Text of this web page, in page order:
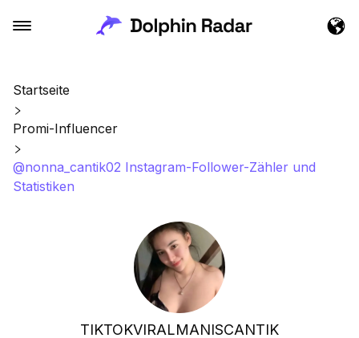
Startseite
Promi-Influencer
@nonna_cantik02 Instagram-Follower-Zähler und
Statistiken
TIKTOKVIRALMANISCANTIK